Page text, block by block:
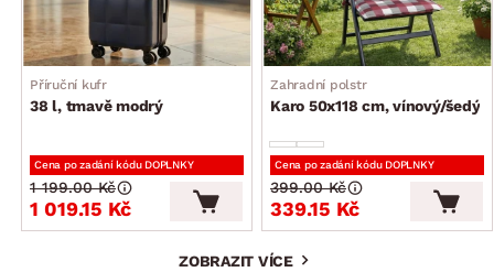
Příruční kufr
38 l, tmavě modrý
Cena po zadání kódu DOPLNKY
1 019.15 Kč
1 199.00 Kč
Zahradní polstr
Karo 50x118 cm, vínový/šedý
Cena po zadání kódu DOPLNKY
339.15 Kč
399.00 Kč
ZOBRAZIT VÍCE